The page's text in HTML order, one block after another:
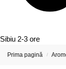
Sibiu 2-3 ore
Prima pagină /